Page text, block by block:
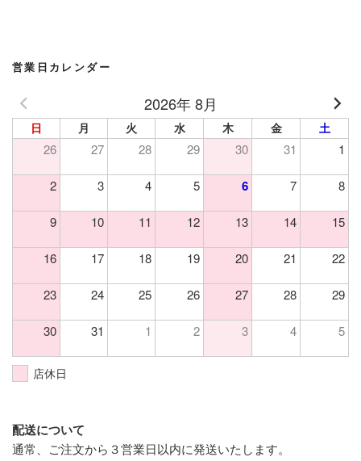
営業日カレンダー
2026年 8月
日 月 火 水 木 金 土
26 27 28 29 30 31 1
2 3 4 5 6 7 8
9 10 11 12 13 14 15
16 17 18 19 20 21 22
23 24 25 26 27 28 29
30 31 1 2 3 4 5
店休日
配送について
通常、ご注文から３営業日以内に発送いたします。